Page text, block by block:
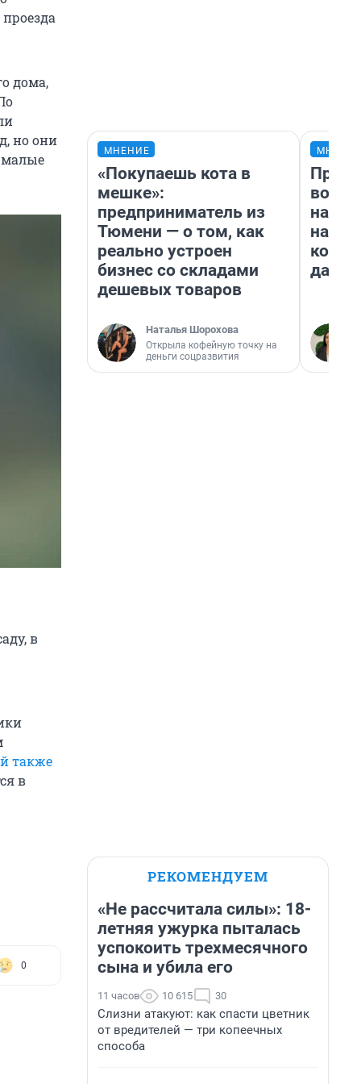
дома,
но они
малые
в
также
в
0
МНЕНИЕ
«Покупаешь кота в
мешке»:
предприниматель из
Тюмени — о том, как
реально устроен
бизнес со складами
дешевых товаров
Наталья Шорохова
Открыла кофейную точку на
деньги соцразвития
нам
даже
РЕКОМЕНДУЕМ
«Не рассчитала силы»: 18-
летняя ужурка пыталась
успокоить трехмесячного
сына и убила его
11 часов 10 615 30
Слизни атакуют: как спасти цветник
от вредителей — три копеечных
способа